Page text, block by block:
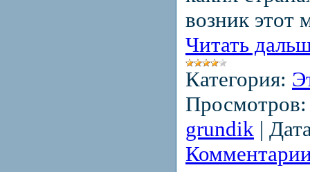
возник этот
Читать
Категория:
Просмотров:
grundik |